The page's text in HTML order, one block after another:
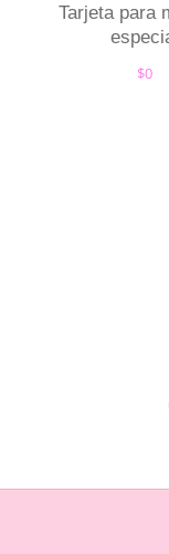
Tarjeta para
$0